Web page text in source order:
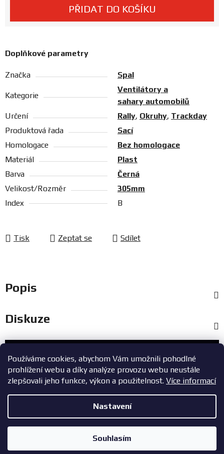
Používáme cookies, abychom Vám umožnili pohodlné
prohlížení webu a díky analýze provozu webu neustále
zlepšovali jeho funkce, výkon a použitelnost. Více informací
Nastavení
Souhlasím
PŘIDAT DO KOŠÍKU
Doplňkové parametry
Značka Spal
Kategorie
Ventilátory a
sahary automobilů
Určení
Rally, Okruhy, Trackday
Produktová řada
Sací
Homologace
Bez homologace
Materiál
Plast
Barva
Černá
Velikost/Rozměr
305mm
Index
B
Tisk Zeptat se Sdílet
Popis
Diskuze
Zákaznický servis
+420 603 785 748
Copyright 2026ZavodniAuta.cz. Všechna práva vyhrazena.|
Zásady ochrany osobních údajů